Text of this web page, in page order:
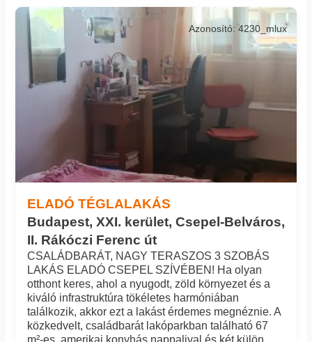
ELADÓ TÉGLALAKÁS
Budapest, XXI. kerület, Csepel-Belváros,
II. Rákóczi Ferenc út
Azonosító: 4230_mlux
CSALÁDBARÁT, NAGY TERASZOS 3 SZOBÁS
LAKÁS ELADÓ CSEPEL SZÍVÉBEN! Ha olyan
otthont keres, ahol a nyugodt, zöld környezet és a
kiváló infrastruktúra tökéletes harmóniában
találkozik, akkor ezt a lakást érdemes megnéznie. A
közkedvelt, családbarát lakóparkban található 67